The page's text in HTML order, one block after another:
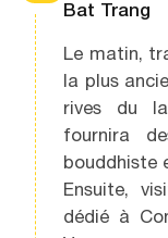
Bat Trang
Le matin,
la plus
rives du
fournira
bouddhiste
Ensuite,
dédié à